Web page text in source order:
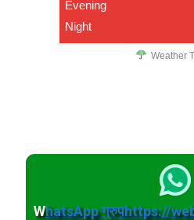
Evening
Night
Weather
WhatsApp ग्रुपhttps://